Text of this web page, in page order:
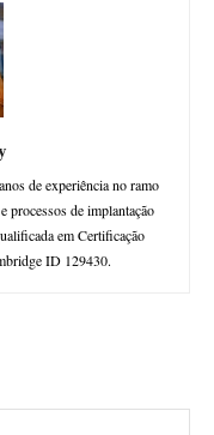
de experiência no ramo
processos de implantação
em Certificação
ID 129430.